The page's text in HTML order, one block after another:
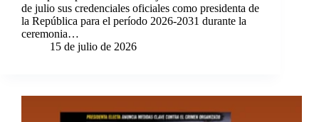
de julio sus credenciales oficiales como presidenta de
la República para el período 2026-2031 durante la
ceremonia…
15 de julio de 2026